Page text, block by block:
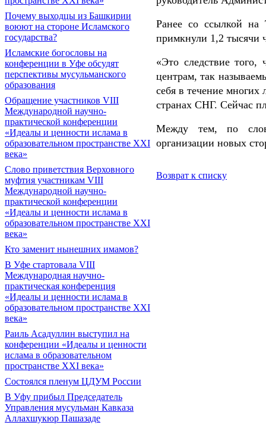
Почему выходцы из Башкирии
воюют на стороне Исламского
государства?
Исламские богословы на
конференции в Уфе обсудят
перспективы мусульманского
образования
Обращение участников VIII
Международной научно-
практической конференции
«Идеалы и ценности ислама в
образовательном пространстве XXI
века»
Слово приветствия Верховного
муфтия участникам VIII
Международной научно-
практической конференции
«Идеалы и ценности ислама в
образовательном пространстве XXI
века»
Кто заменит нынешних имамов?
В Уфе стартовала VIII
Международная научно-
практическая конференция
«Идеалы и ценности ислама в
образовательном пространстве XXI
века»
Раиль Асадуллин выступил на
конференции «Идеалы и ценности
ислама в образовательном
пространстве XXI века»
Состоялся пленум ЦДУМ России
В Уфу прибыл Председатель
Управления мусульман Кавказа
Аллахшукюр Пашазаде
Ранее со ссылкой на
примкнули 1,2 тысячи
«Это следствие
центрам, так
себя в течение
странах СНГ. Сейчас
Между тем, по
организации новых
Возврат к списку